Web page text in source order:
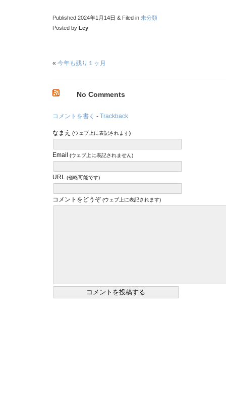
Published 2024年1月14日 & Filed in未分類
Posted byLey
«今年も残り１ヶ月
No Comments
コメントを書く -Trackback
なまえ (ウェブ上に表記されます)
Email (ウェブ上に表記されません)
URL(省略可能です)
コメントをどうぞ(ウェブ上に表記されます)